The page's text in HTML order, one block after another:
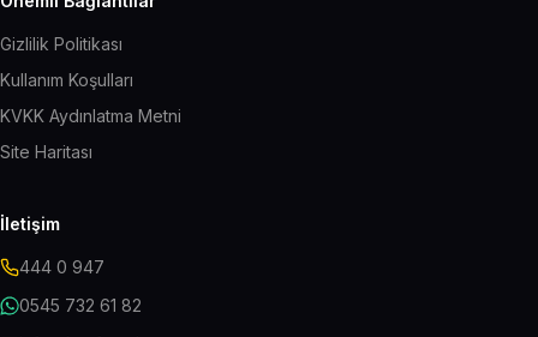
Gizlilik Politikası
Kullanım Koşulları
KVKK Aydınlatma Metni
Site Haritası
İletişim
444 0 947
0545 732 61 82